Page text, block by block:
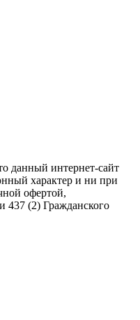
данный интернет-сайт
характер и ни при
офертой,
437 (2) Гражданского